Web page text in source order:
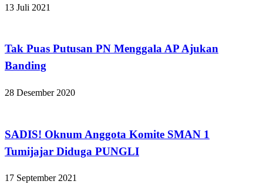
13 Juli 2021
Tak Puas Putusan PN Menggala AP Ajukan
Banding
28 Desember 2020
SADIS! Oknum Anggota Komite SMAN 1
Tumijajar Diduga PUNGLI
17 September 2021